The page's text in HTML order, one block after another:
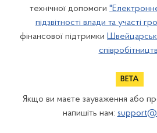
технічної допомоги
підзвітності влади та участі
фінансової підтримки
Якщо ви маєте зауваження або
напишіть нам: